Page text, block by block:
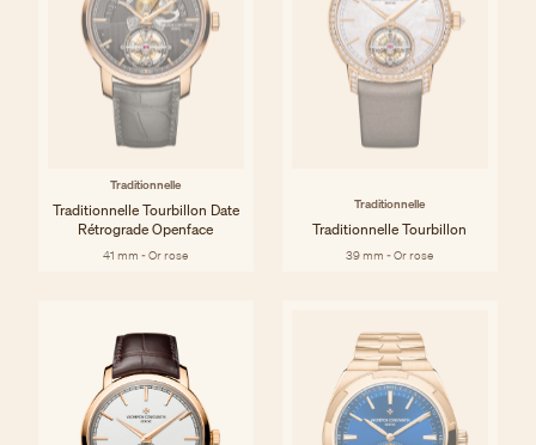
Traditionnelle
Traditionnelle Tourbillon Date
Rétrograde Openface
41 mm - Or rose
Traditionnelle
Traditionnelle Tourbillon
39 mm - Or rose